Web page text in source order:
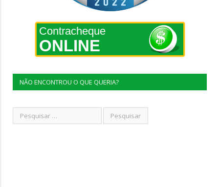
Contracheque
ONLINE
NÃO ENCONTROU O QUE QUERIA?